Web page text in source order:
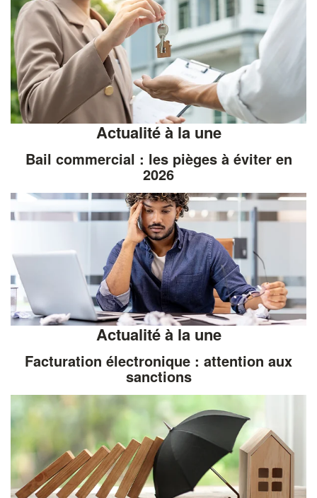
Actualité à la une
Bail commercial : les pièges à éviter en
2026
Actualité à la une
Facturation électronique : attention aux
sanctions